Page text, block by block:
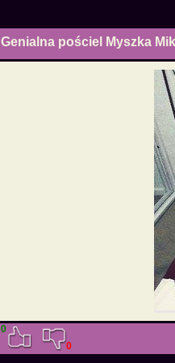
Genialna pościel Myszka
0
0